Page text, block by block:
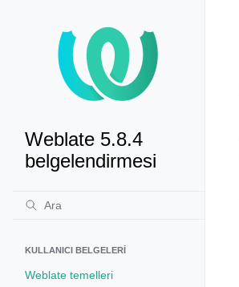
Weblate 5.8.4
belgelendirmesi
KULLANICI BELGELERI
Weblate temelleri